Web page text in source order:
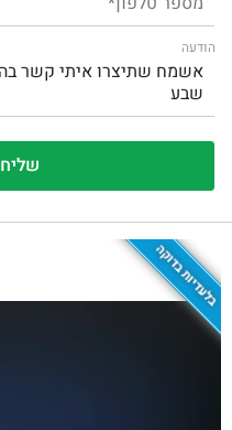
הודעה
בלעדיות בדוקה